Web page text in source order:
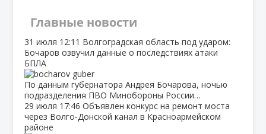
Главные новости
31 июля 12:11 Волгоградская область под ударом:
Бочаров озвучил данные о последствиях атаки
БПЛА
По данным губернатора Андрея Бочарова, ночью
подразделения ПВО Минобороны России…
29 июля 17:46 Объявлен конкурс на ремонт моста
через Волго‑Донской канал в Красноармейском
районе